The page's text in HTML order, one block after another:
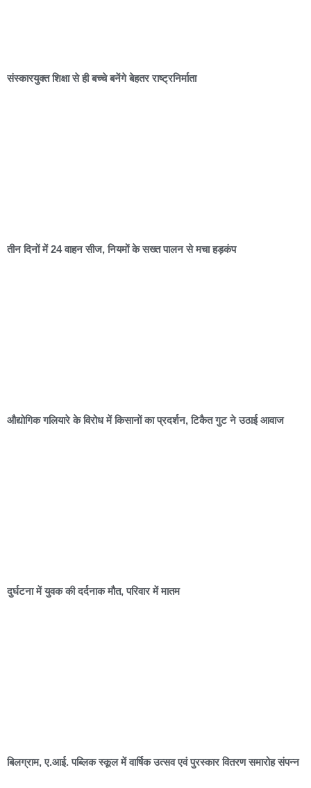
संस्कारयुक्त शिक्षा से ही बच्चे बनेंगे बेहतर राष्ट्रनिर्माता
तीन दिनों में 24 वाहन सीज, नियमों के सख्त पालन से मचा हड़कंप
औद्योगिक गलियारे के विरोध में किसानों का प्रदर्शन, टिकैत गुट ने उठाई आवाज
दुर्घटना में युवक की दर्दनाक मौत, परिवार में मातम
बिलग्राम, ए.आई. पब्लिक स्कूल में वार्षिक उत्सव एवं पुरस्कार वितरण समारोह संपन्न